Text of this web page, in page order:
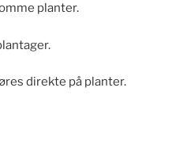
planter.
direkte på planter.